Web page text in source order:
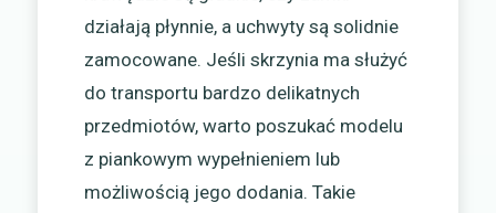
działają płynnie, a uchwyty są solidnie
zamocowane. Jeśli skrzynia ma służyć
do transportu bardzo delikatnych
przedmiotów, warto poszukać modelu
z piankowym wypełnieniem lub
możliwością jego dodania. Takie